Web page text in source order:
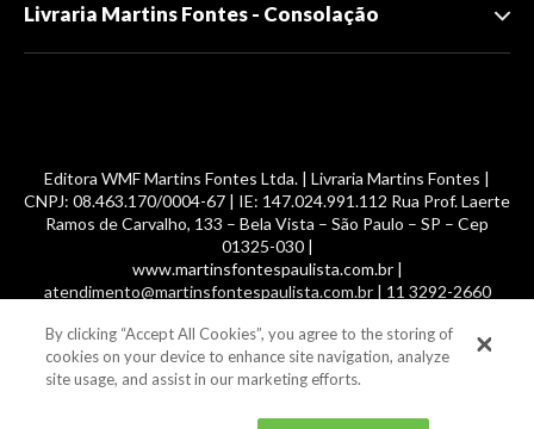
Livraria Martins Fontes - Consolação
Editora WMF Martins Fontes Ltda. | Livraria Martins Fontes |
CNPJ: 08.463.170/0004-67 | IE: 147.024.991.112 Rua Prof. Laerte
Ramos de Carvalho, 133 – Bela Vista – São Paulo – SP – Cep
01325-030 |
www.martinsfontespaulista.com.br |
atendimento@martinsfontespaulista.com.br | 11 3292-2660
© 2014 -2026, MartinsFontes livros nacionais e importados,
com mais de 700 mil títulos. Todos os direitos reservados.
By clicking “Accept All Cookies”, you agree to the storing of
cookies on your device to enhance site navigation, analyze
site usage, and assist in our marketing efforts.